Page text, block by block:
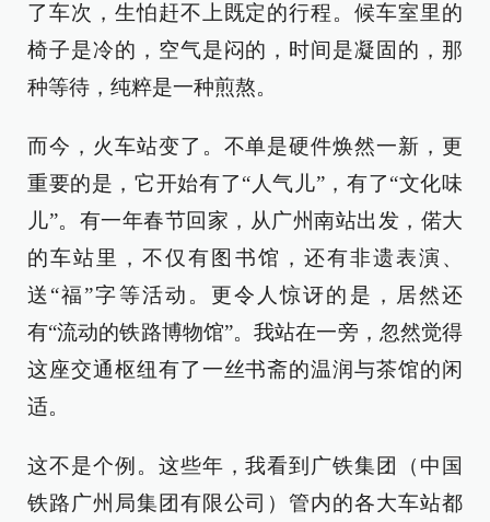
了车次，生怕赶不上既定的行程。候车室里的
椅子是冷的，空气是闷的，时间是凝固的，那
种等待，纯粹是一种煎熬。
而今，火车站变了。不单是硬件焕然一新，更
重要的是，它开始有了“人气儿”，有了“文化味
儿”。有一年春节回家，从广州南站出发，偌大
的车站里，不仅有图书馆，还有非遗表演、
送“福”字等活动。更令人惊讶的是，居然还
有“流动的铁路博物馆”。我站在一旁，忽然觉得
这座交通枢纽有了一丝书斋的温润与茶馆的闲
适。
这不是个例。这些年，我看到广铁集团（中国
铁路广州局集团有限公司）管内的各大车站都